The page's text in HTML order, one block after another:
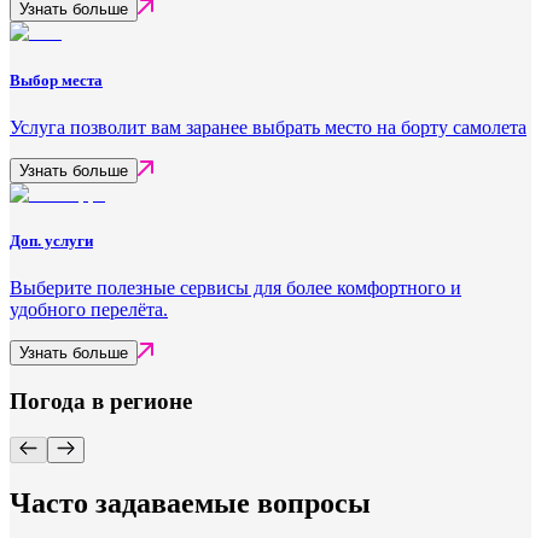
Узнать больше
Выбор места
Услуга позволит вам заранее выбрать место на борту самолета
Узнать больше
Доп. услуги
Выберите полезные сервисы для более комфортного и
удобного перелёта.
Узнать больше
Погода в регионе
Часто задаваемые вопросы